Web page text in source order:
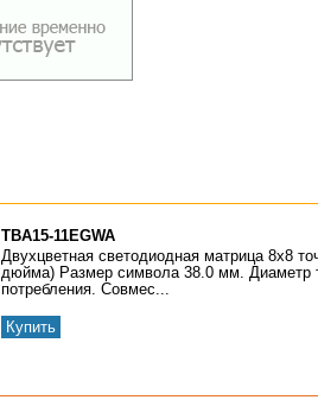
TBA15-11EGWA
Двухцветная светодиодная матрица 8х8
дюйма) Размер символа 38.0 мм. Диаметр
потребления. Совмес...
Купить